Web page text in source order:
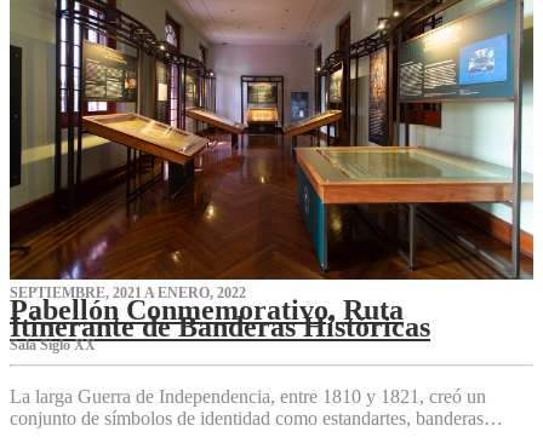
SEPTIEMBRE, 2021 A ENERO, 2022
Pabellón Conmemorativo, Ruta
Itinerante de Banderas Históricas
Sala Siglo XX
La larga Guerra de Independencia, entre 1810 y 1821, creó un
conjunto de símbolos de identidad como estandartes, banderas…